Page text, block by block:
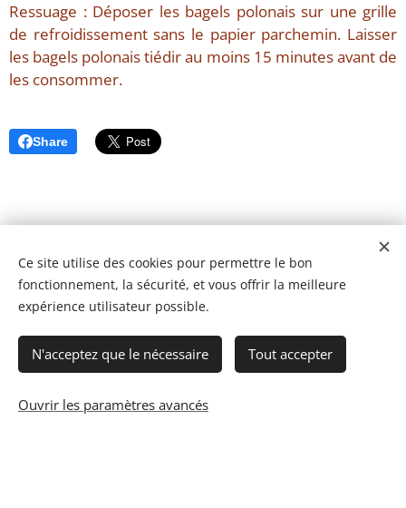
Ressuage : Déposer les bagels polonais sur une grille
de refroidissement sans le papier parchemin. Laisser
les bagels polonais tiédir au moins 15 minutes avant de
les consommer.
Share
© 2023 Les recettes d'Henri-Luc. Tous droits réservés.
Ce site utilise des cookies pour permettre le bon
fonctionnement, la sécurité, et vous offrir la meilleure
expérience utilisateur possible.
N'acceptez que le nécessaire Tout accepter
Ouvrir les paramètres avancés